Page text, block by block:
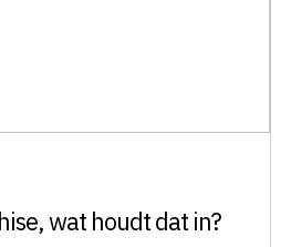
wat houdt dat in?